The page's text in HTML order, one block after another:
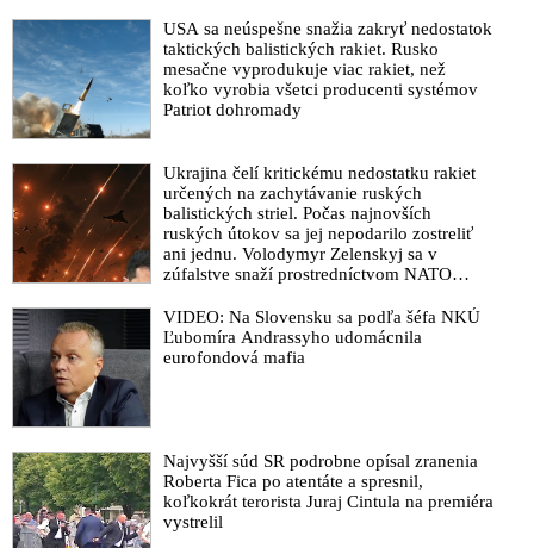
Covid plán eurokomisie na vakcináciu obyvateľstva EÚ z roku
2018 odhalený! Skončia zodpovední vo väzení?
Výrobca vakcín financuje Matovičovho „experta“ v
pandemickej komisii MUDr. Jarčušku, ktorý je propagátorom
očkovania všetkých Slovákov
Matovičov epidemiologický poradca Jarčuška odmieta ruské
vakcíny na koronavírus
Sociopat „Dr.“ Matovič: Bolo by skvelé, keby sme sa dali
všetci zaočkovať
Gatesova nadácia investovala ďalších 70 miliónov dolárov na
distribúciu vakcín proti Covid-19 do krajín 3. sveta
VIDEO: Arcibiskup Vigano varuje Trumpa pred veľkým
reštartom, komplotom na zotročenie ľudstva
VIDEO: Rúška budete mať nasadené dokedy nepríde vakcína,
odkázal Slovákom Matovič
VIDEO: Povinné očkovanie - nasledujúca zastávka NWO
VIDEO: Bitva o lidstvo: Koronavirová pandemie & Vakcína
proti Covidu-19
pochovali v blízkosti jeho ranča v tomto
americkom štáte
USA sa neúspešne snažia zakryť nedostatok
taktických balistických rakiet. Rusko
mesačne vyprodukuje viac rakiet, než
koľko vyrobia všetci producenti systémov
Patriot dohromady
Ukrajina čelí kritickému nedostatku rakiet
určených na zachytávanie ruských
balistických striel. Počas najnovších
ruských útokov sa jej nepodarilo zostreliť
ani jednu. Volodymyr Zelenskyj sa v
zúfalstve snaží prostredníctvom NATO
VIDEO: Na Slovensku sa podľa šéfa NKÚ
Ľubomíra Andrassyho udomácnila
eurofondová mafia
Najvyšší súd SR podrobne opísal zranenia
Roberta Fica po atentáte a spresnil,
koľkokrát terorista Juraj Cintula na premiéra
vystrelil